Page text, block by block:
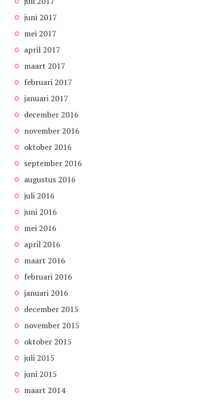
juni 2017
mei 2017
april 2017
maart 2017
februari 2017
januari 2017
december 2016
november 2016
oktober 2016
september 2016
augustus 2016
juli 2016
juni 2016
mei 2016
april 2016
maart 2016
februari 2016
januari 2016
december 2015
november 2015
oktober 2015
juli 2015
juni 2015
maart 2014